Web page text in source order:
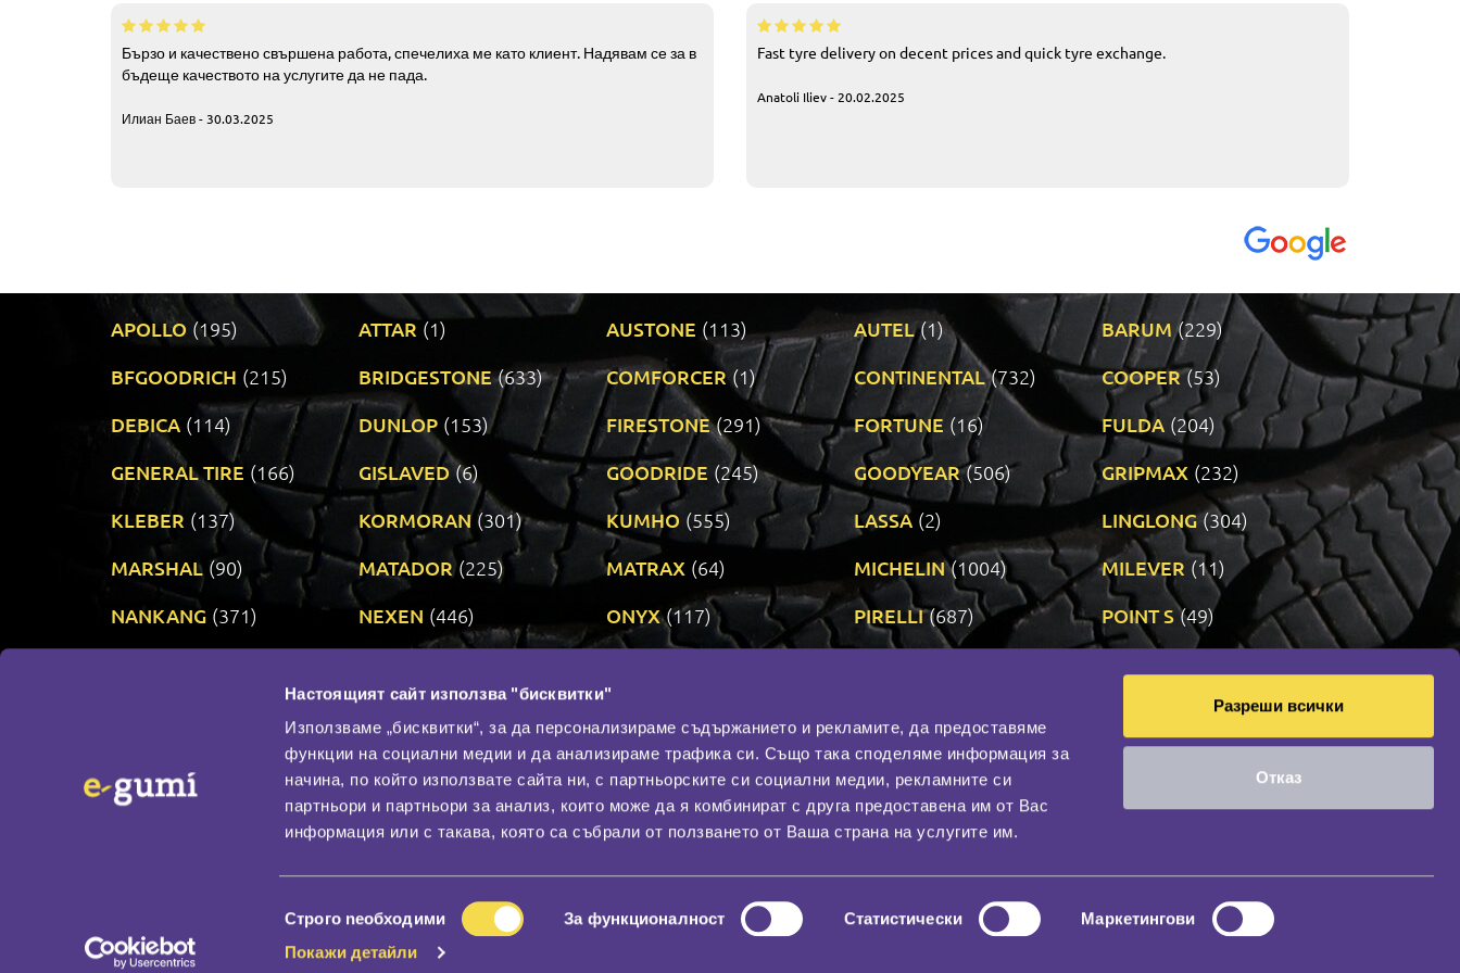
Настоящият сайт използва "бисквитки"
Използваме „бисквитки“, за да персонализираме съдържанието и рекламите, да предоставяме
функции на социални медии и да анализираме трафика си. Също така споделяме информация за
начина, по който използвате сайта ни, с партньорските си социални медии, рекламните си
партньори и партньори за анализ, които може да я комбинират с друга предоставена им от Вас
информация или с такава, която са събрали от ползването от Ваша страна на услугите им.
на
съгласие
Строго nеобходими За функционалност Статистически
Маркетингови
Покажи детайли
Разреши всички
Отказ
Бързо и качествено свършена работа, спечелиха ме като клиент. Надявам се за в
бъдеще качеството на услугите да не пада.
Илиан Баев - 30.03.2025
Fast tyre delivery on decent prices and quick tyre exchange.
Anatoli Iliev - 20.02.2025
APOLLO (195) ATTAR (1) AUSTONE (113) AUTEL (1) BARUM (229)
BFGOODRICH (215) BRIDGESTONE (633) COMFORCER (1) CONTINENTAL (732) COOPER (53)
DEBICA (114) DUNLOP (153) FIRESTONE (291) FORTUNE (16) FULDA (204)
GENERAL TIRE (166) GISLAVED (6) GOODRIDE (245) GOODYEAR (506) GRIPMAX (232)
KLEBER (137) KORMORAN (301) KUMHO (555) LASSA (2) LINGLONG (304)
MARSHAL (90) MATADOR (225) MATRAX (64) MICHELIN (1004) MILEVER (11)
NANKANG (371) NEXEN (446) ONYX (117) PIRELLI (687) POINT S (49)
VREDESTEIN (467)
По бранд
Промотирани гуми
Доставка и плащане
Политика за поверителност
Контакти
За нас
Гаранция
Социална мрежа
НАШИЯТ БЛОГ